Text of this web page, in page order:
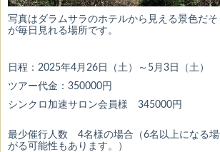
写真はダラムサラのホテルから見える景色だ
が毎日見れる場所です。
日程：2025年4月26日（土）～5月3日（土）
ツアー代金：350000円
シンクロ加速サロン会員様 345000円
最少催行人数 4名様の場合（6名以上になる
がる可能性もあります。）